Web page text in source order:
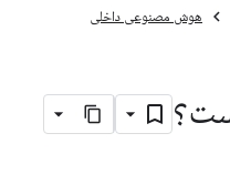
هوش مصنوعی داخلی